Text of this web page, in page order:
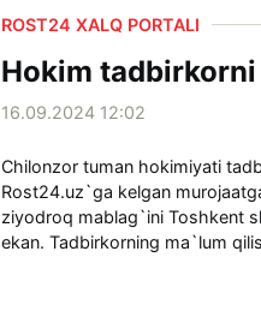
ROST24 XALQ PORTALI
Hokim tadbirkorni
16.09.2024 12:02
Chilonzor tuman hokimiyati
Rost24.uz`ga kelgan
ziyodroq mablag`ini Toshkent
ekan. Tadbirkorning ma`lum